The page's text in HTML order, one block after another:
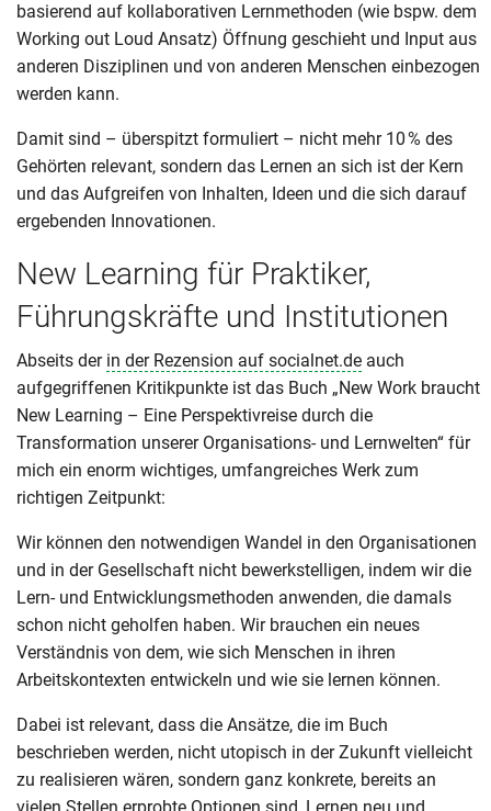
basierend auf kollaborativen Lernmethoden (wie bspw. dem
Working out Loud Ansatz) Öffnung geschieht und Input aus
anderen Disziplinen und von anderen Menschen einbezogen
werden kann.
Damit sind – überspitzt formuliert – nicht mehr 10 % des
Gehörten relevant, sondern das Lernen an sich ist der Kern
und das Aufgreifen von Inhalten, Ideen und die sich darauf
ergebenden Innovationen.
New Learning für Praktiker,
Führungskräfte und Institutionen
Abseits der in der Rezension auf socialnet.de auch
aufgegriffenen Kritikpunkte ist das Buch „New Work braucht
New Learning – Eine Perspektivreise durch die
Transformation unserer Organisations- und Lernwelten“ für
mich ein enorm wichtiges, umfangreiches Werk zum
richtigen Zeitpunkt:
Wir können den notwendigen Wandel in den Organisationen
und in der Gesellschaft nicht bewerkstelligen, indem wir die
Lern- und Entwicklungsmethoden anwenden, die damals
schon nicht geholfen haben. Wir brauchen ein neues
Verständnis von dem, wie sich Menschen in ihren
Arbeitskontexten entwickeln und wie sie lernen können.
Dabei ist relevant, dass die Ansätze, die im Buch
beschrieben werden, nicht utopisch in der Zukunft vielleicht
zu realisieren wären, sondern ganz konkrete, bereits an